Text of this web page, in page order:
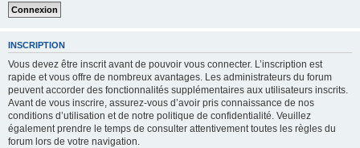
INSCRIPTION
Vous devez être inscrit avant de pouvoir vous connecter. L’inscription est
rapide et vous offre de nombreux avantages. Les administrateurs du forum
peuvent accorder des fonctionnalités supplémentaires aux utilisateurs inscrits.
Avant de vous inscrire, assurez-vous d’avoir pris connaissance de nos
conditions d’utilisation et de notre politique de confidentialité. Veuillez
également prendre le temps de consulter attentivement toutes les règles du
forum lors de votre navigation.